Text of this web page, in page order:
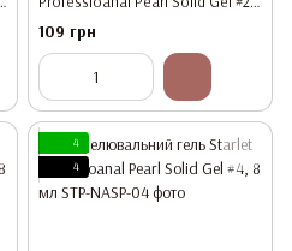
8 мл
109 грн
4
4